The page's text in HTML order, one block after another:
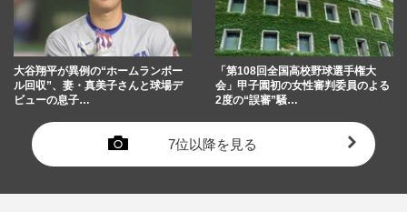
大谷翔平が異例の“ホームランボー
ル回収”、妻・真美子さんと球場デ
ビューの息子…
「第108回全国高校野球選手権大
会」甲子園初の女性審判委員のよる
2度の“誤審”騒…
7位以降を見る